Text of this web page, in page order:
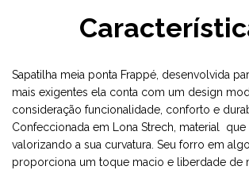
Sapatilha meia ponta Frappé, desenvolvida
mais exigentes ela conta com um design
consideração funcionalidade, conforto e
Confeccionada em Lona Strech, material
valorizando a sua curvatura. Seu forro em
proporciona um toque macio e liberdade de